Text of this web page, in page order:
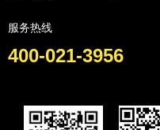
服务热线
400-021-3956